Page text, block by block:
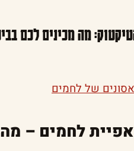
מה מכינים לכם
של לחמים
לחמים –